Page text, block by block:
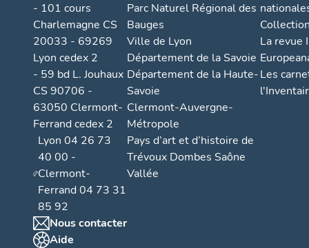
- 101 cours
Charlemagne CS
20033 - 69269
Lyon cedex 2
- 59 bd L. Jouhaux
CS 90706 -
63050 Clermont-
Ferrand cedex 2
Lyon 04 26 73
40 00 -
Clermont-
Ferrand 04 73 31
85 92
Nous contacter
Aide
Parc Naturel Régional des
Bauges
Ville de Lyon
Département de la Savoie
Département de la Haute-
Savoie
Clermont-Auvergne-
Métropole
Pays d’art et d’histoire de
Trévoux Dombes Saône
Vallée
La revue
Les